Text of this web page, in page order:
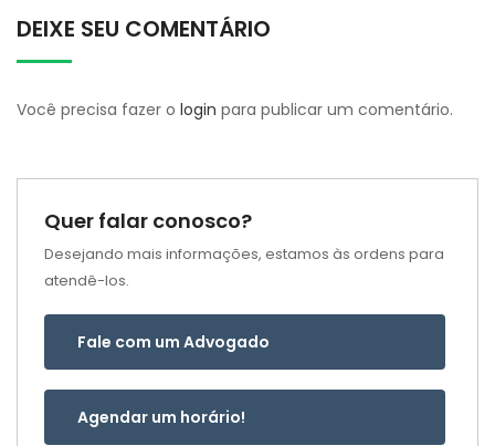
DEIXE SEU COMENTÁRIO
Você precisa fazer o login para publicar um comentário.
Quer falar conosco?
Desejando mais informações, estamos às ordens para
atendê-los.
Fale com um Advogado
Agendar um horário!